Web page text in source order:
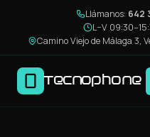
Llámanos: 642
L–V
Camino Viejo de Málaga 3,
Tecnophone